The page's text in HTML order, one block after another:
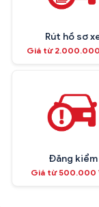
Rút hồ sơ
Giá từ
Đăng kiểm
Giá từ 500.000